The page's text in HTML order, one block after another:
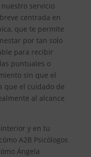
nuestro servicio
centrada en
que te permite
por tan solo
para recibir
puntuales o
sin que el
que el cuidado de
al alcance
y en tu
A2B Psicólogos
Ángela